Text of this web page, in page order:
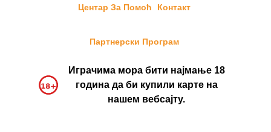
Центар За Помоћ Контакт
Партнерски Програм
Играчима мора бити најмање 18
година да би купили карте на
нашем вебсајту.